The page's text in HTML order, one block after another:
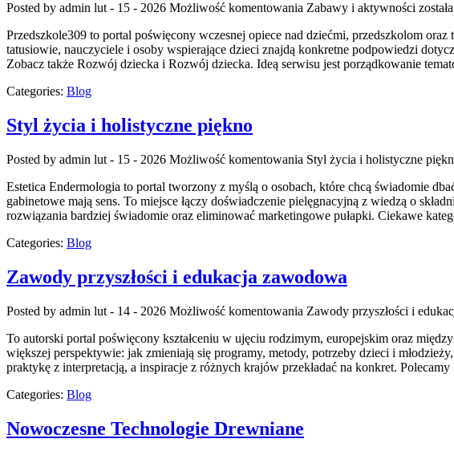
Posted by admin lut - 15 - 2026 Możliwość komentowania Zabawy i aktywności
Przedszkole309 to portal poświęcony wczesnej opiece nad dziećmi, przedszkolom
tatusiowie, nauczyciele i osoby wspierające dzieci znajdą konkretne podpowiedzi
Zobacz także Rozwój dziecka i Rozwój dziecka. Ideą serwisu jest porządkowanie
Categories: Blog
Styl życia i holistyczne piękno
Posted by admin lut - 15 - 2026 Możliwość komentowania Styl życia i holistyczne
Estetica Endermologia to portal tworzony z myślą o osobach, które chcą świadomie
gabinetowe mają sens. To miejsce łączy doświadczenie pielęgnacyjną z wiedzą o
rozwiązania bardziej świadomie oraz eliminować marketingowe pułapki. Ciekawe
Categories: Blog
Zawody przyszłości i edukacja zawodowa
Posted by admin lut - 14 - 2026 Możliwość komentowania Zawody przyszłości i
To autorski portal poświęcony kształceniu w ujęciu rodzimym, europejskim oraz
większej perspektywie: jak zmieniają się programy, metody, potrzeby dzieci i
praktykę z interpretacją, a inspiracje z różnych krajów przekładać na konkret.
Categories: Blog
Nowoczesne Technologie Drewniane